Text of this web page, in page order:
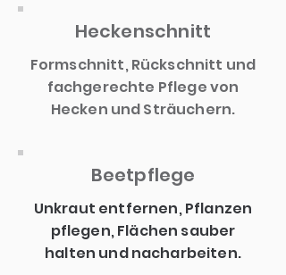
Heckenschnitt
Formschnitt, Rückschnitt und
fachgerechte Pflege von
Hecken und Sträuchern.
Beetpflege
Unkraut entfernen, Pflanzen
pflegen, Flächen sauber
halten und nacharbeiten.